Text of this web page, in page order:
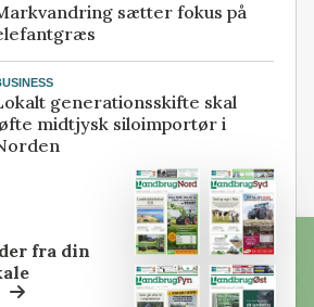
sætter fokus på
generationsskifte skal
midtjysk siloimportør i
fra din